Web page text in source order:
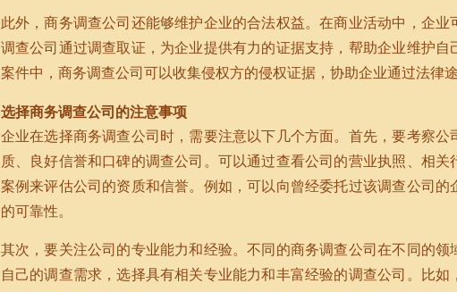
此外，商务调查公司还能够维护企业的合法权益。在商业活动中，企
调查公司通过调查取证，为企业提供有力的证据支持，帮助企业维护
案件中，商务调查公司可以收集侵权方的侵权证据，协助企业通过法律
选择商务调查公司的注意事项
企业在选择商务调查公司时，需要注意以下几个方面。首先，要考察
质、良好信誉和口碑的调查公司。可以通过查看公司的营业执照、相
案例来评估公司的资质和信誉。例如，可以向曾经委托过该调查公司
的可靠性。
其次，要关注公司的专业能力和经验。不同的商务调查公司在不同的
自己的调查需求，选择具有相关专业能力和丰富经验的调查公司。比